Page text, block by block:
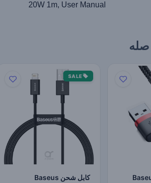
20W 1m, User Manual
SALE
كابل شحن Baseus